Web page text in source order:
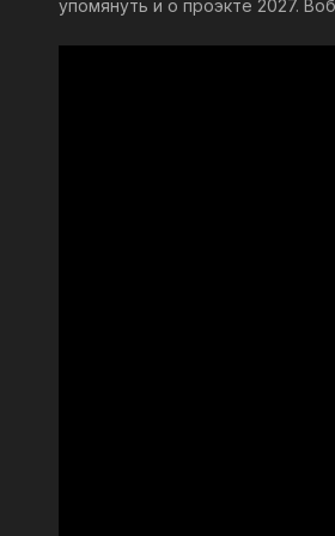
упомянуть и о проэкте 2027.